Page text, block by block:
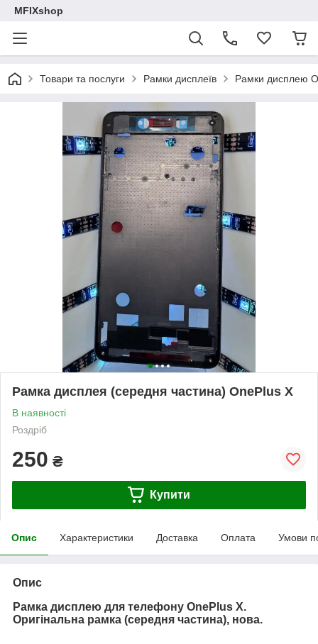
MFIXshop
Товари та послуги Рамки дисплеїв Рамки дисплею
Рамка дисплея (середня частина) OnePlus Х
В наявності
Роздріб
250 ₴
Купити
Опис Характеристики Доставка Оплата Умови
Опис
Рамка дисплею для телефону OnePlus Х.
Оригінальна рамка (середня частина), нова.